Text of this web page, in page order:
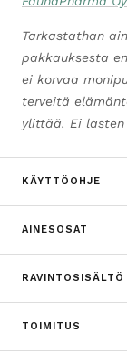
Tarkastathan
pakkauksesta
ei korvaa
terveitä
ylittää. Ei lasten
KÄYTTÖOHJE
AINESOSAT
RAVINTOSISÄLTÖ
TOIMITUS